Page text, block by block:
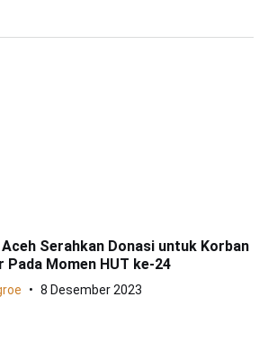
Aceh Serahkan Donasi untuk Korban
Pada Momen HUT ke-24
8 Desember 2023